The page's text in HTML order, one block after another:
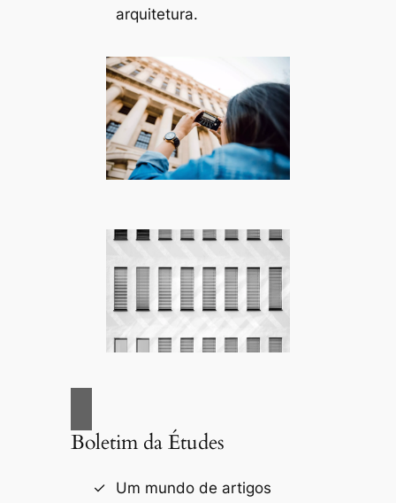
arquitetura.
Boletim da Études
Um mundo de artigos